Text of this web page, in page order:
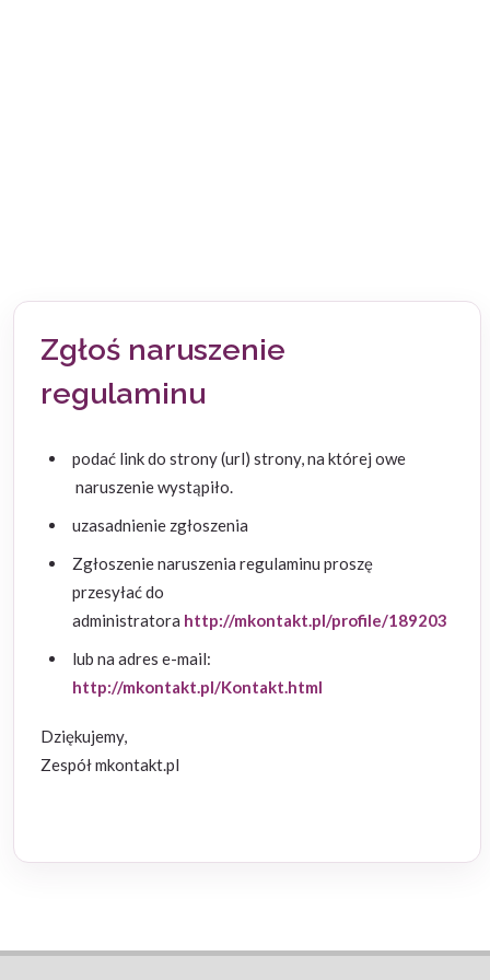
Zgłoś naruszenie
regulaminu
podać link do strony (url) strony, na której owe
naruszenie wystąpiło.
uzasadnienie zgłoszenia
Zgłoszenie naruszenia regulaminu proszę
przesyłać do
administratora http://mkontakt.pl/profile/189203
lub na adres e-mail:
http://mkontakt.pl/Kontakt.html
Dziękujemy,
Zespół mkontakt.pl